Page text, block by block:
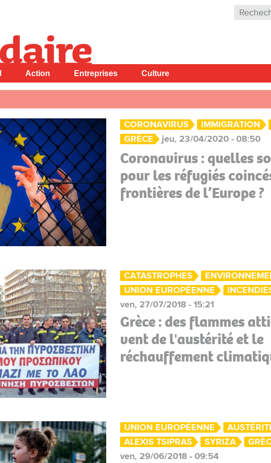
Action Entreprises Culture
CORONAVIRUS IMMIGRATION
GRÈCE
jeu, 23/04/2020 - 08:50
Coronavirus : quelles
pour les réfugiés
frontières de l’Europe ?
CATASTROPHES
UNION EUROPÉENNE
ven, 27/07/2018 - 15:21
Grèce : des flammes
vent de l'austérité et le
réchauffement
UNION EUROPÉENNE
ALEXIS TSIPRAS
SYRIZA
ven, 29/06/2018 - 09:54